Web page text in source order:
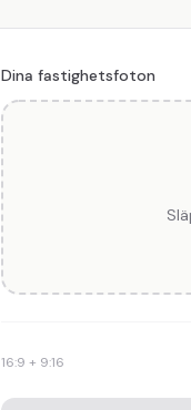
Dina fastighetsfoton
16:9 + 9:16